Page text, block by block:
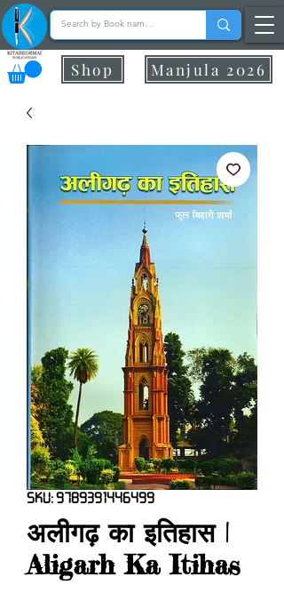
Manjula 2026
Shop
SKU: 9789391446499
अलीगढ़ का इतिहास |
Aligarh Ka Itihas